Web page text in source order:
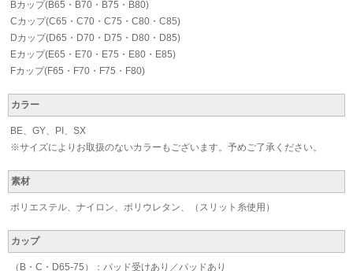
Bカップ(B65・B70・B75・B80)
Cカップ(C65・C70・C75・C80・C85)
Dカップ(D65・D70・D75・D80・D85)
Eカップ(E65・E70・E75・E80・E85)
Fカップ(F65・F70・F75・F80)
カラー
BE、GY、PI、SX
※サイズによりお取扱のないカラーもございます。予めご了承ください。
素材
ポリエステル、ナイロン、ポリウレタン、（スリット糸使用）
カップ
（B・C・D65-75）：パッド受けあり／パッドあり